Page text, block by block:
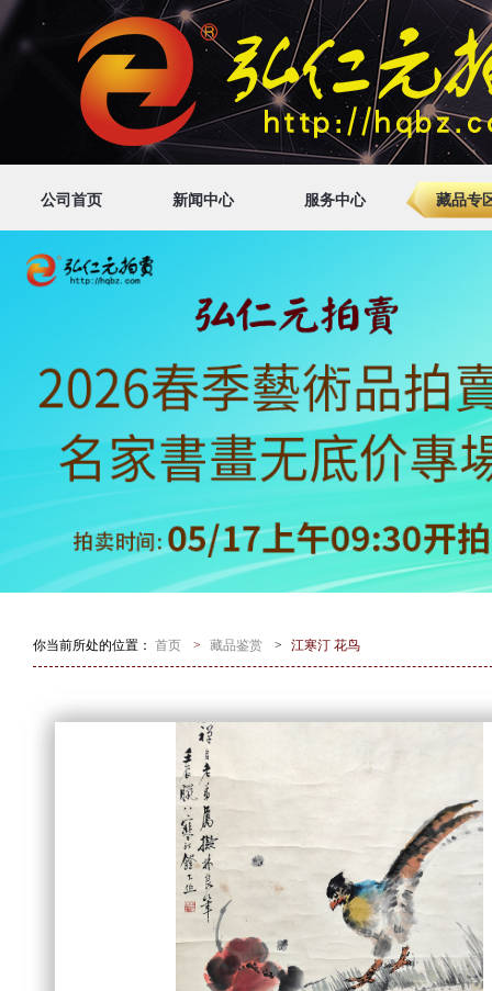
公司首页 新闻中心 服务中心 藏品专
你当前所处的位置： 首页 > 藏品鉴赏 > 江寒汀 花鸟